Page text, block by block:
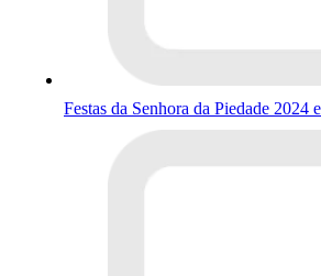
Festas da Senhora da Piedade 2024